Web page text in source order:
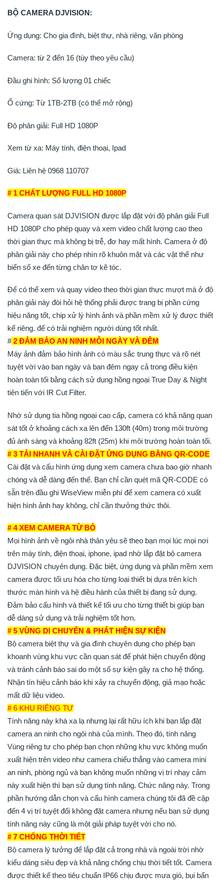
BỘ CAMERA DJVISION:
Ứng dụng: Cho gia đình, biệt thự, nhà riêng, văn phòng
Camera: từ 2 đến 16 (tùy theo yêu cầu)
Đầu ghi hình: Số lượng 01 chiếc
Ổ cứng: Từ 1TB-2TB (có thể mở rộng)
Độ phân giải: Full HD 1080P
Xem từ xa: Máy tính, điện thoại, Ipad
Giá: Liên hệ 0968 110707
# 1 CHẤT LƯỢNG FULL HD 1080P
Camera quan sát DJVISION được lắp đặt với độ phân giải Full
HD 1080P cho phép quay và xem video chất lượng cao theo
thời gian thực mà không bị trễ, đơ hay mất hình. Camera ở độ
phân giải này cho phép nhìn rõ khuôn mặt và các vật thể như
biển số xe đến từng chân tơ kẽ tóc.
Để có thể xem và quay video theo thời gian thực mượt mà ở độ
phân giải này đòi hỏi hệ thống phải được trang bị phần cứng
hiệu năng tốt, chip xử lý hình ảnh và phần mềm xử lý được thiết
kế riêng. để có trải nghiệm người dùng tốt nhất.
# 2 ĐẢM BẢO AN NINH MỖI NGÀY VÀ ĐÊM
Máy ảnh đảm bảo hình ảnh có màu sắc trung thực và rõ nét
tuyệt vời vào ban ngày và ban đêm ngay cả trong điều kiện
hoàn toàn tối bằng cách sử dụng hồng ngoại True Day & Night
tiên tiến với IR Cut Filter.
Nhờ sử dụng tia hồng ngoại cao cấp, camera có khả năng quan
sát tốt ở khoảng cách xa lên đến 130ft (40m) trong môi trường
đủ ánh sáng và khoảng 82ft (25m) khi môi trường hoàn toàn tối.
# 3 TẢI NHANH VÀ CÀI ĐẶT ỨNG DỤNG BẰNG QR-CODE
Cài đặt và cấu hình ứng dụng xem camera chưa bao giờ nhanh
chóng và dễ dàng đến thế. Bạn chỉ cần quét mã QR-CODE có
sẵn trên đầu ghi WiseView miễn phí để xem camera có xuất
hiện hình ảnh hay không, chỉ cần thưởng thức thôi.
# 4 XEM CAMERA TỪ BỎ
Mọi hình ảnh về ngôi nhà thân yêu sẽ theo bạn mọi lúc mọi nơi
trên máy tính, điện thoại, iphone, ipad nhờ lắp đặt bộ camera
DJVISION chuyên dụng. Đặc biệt, ứng dụng và phần mềm xem
camera được tối ưu hóa cho từng loại thiết bị dựa trên kích
thước màn hình và hệ điều hành của thiết bị đang sử dụng.
Đảm bảo cấu hình và thiết kế tối ưu cho từng thiết bị giúp bạn
dễ dàng sử dụng và trải nghiệm tốt hơn.
# 5 VÙNG DI CHUYỂN & PHÁT HIỆN SỰ KIỆN
Bộ camera biệt thự và gia đình chuyên dụng cho phép bạn
khoanh vùng khu vực cần quan sát để phát hiện chuyển động
và tránh cảnh báo sai do một số sự kiện gây ra cho hệ thống.
Nhận tín hiệu cảnh báo khi xảy ra chuyển động, giả mạo hoặc
mất dữ liệu video.
# 6 KHU RIÊNG TƯ
Tính năng này khá xa lạ nhưng lại rất hữu ích khi bạn lắp đặt
camera an ninh cho ngôi nhà của mình. Theo đó, tính năng
Vùng riêng tư cho phép bạn chọn những khu vực không muốn
xuất hiện trên video như camera chiếu thẳng vào camera mini
an ninh, phòng ngủ và bạn không muốn những vị trí nhạy cảm
này xuất hiện thì bạn sử dụng tính năng. Chức năng này. Trong
phần hướng dẫn chọn và cấu hình camera chúng tôi đã đề cập
đến 4 vị trí tuyệt đối không đặt camera nhưng nếu bạn sử dụng
tính năng này cũng là một giải pháp tuyệt vời cho nó.
# 7 CHỐNG THỜI TIẾT
Bộ camera lý tưởng để lắp đặt cả trong nhà và ngoài trời nhờ
kiểu dáng siêu đẹp và khả năng chống chịu thời tiết tốt. Camera
được thiết kế theo tiêu chuẩn IP66 chịu được mưa gió, bụi bẩn